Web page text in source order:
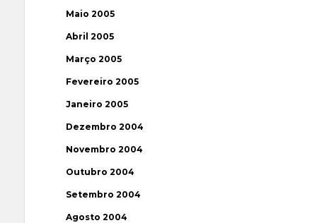
Maio 2005
Abril 2005
Março 2005
Fevereiro 2005
Janeiro 2005
Dezembro 2004
Novembro 2004
Outubro 2004
Setembro 2004
Agosto 2004